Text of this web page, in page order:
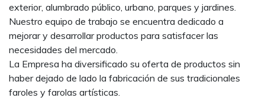
exterior, alumbrado público, urbano, parques y jardines.
Nuestro equipo de trabajo se encuentra dedicado a
mejorar y desarrollar productos para satisfacer las
necesidades del mercado.
La Empresa ha diversificado su oferta de productos sin
haber dejado de lado la fabricación de sus tradicionales
faroles y farolas artísticas.